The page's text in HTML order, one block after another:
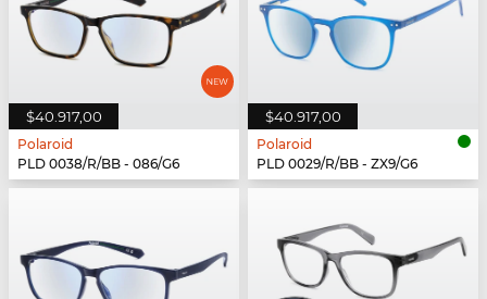
$40.917,00
Polaroid
PLD 0038/R/BB - 086/G6
$40.917,00
Polaroid
PLD 0029/R/BB - ZX9/G6